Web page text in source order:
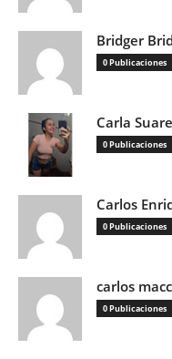
Bridger
0 Publicaciones
Carla
0 Publicaciones
Carlos
0 Publicaciones
carlos
0 Publicaciones